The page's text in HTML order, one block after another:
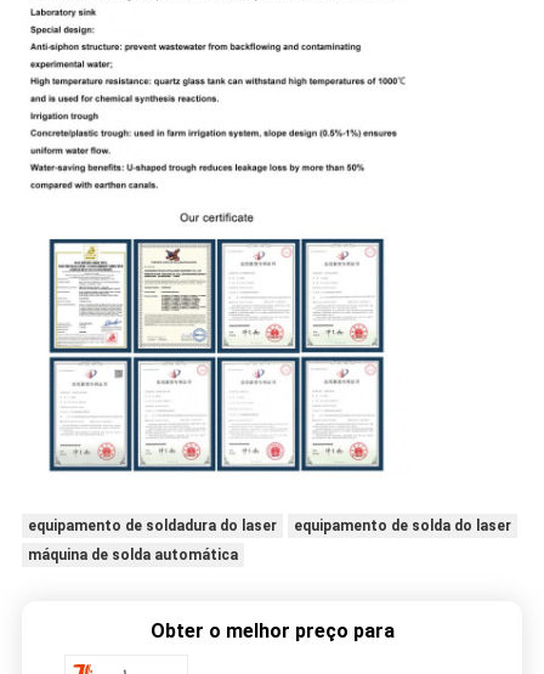
equipamento de soldadura do laser
equipamento de solda do laser
máquina de solda automática
Obter o melhor preço para